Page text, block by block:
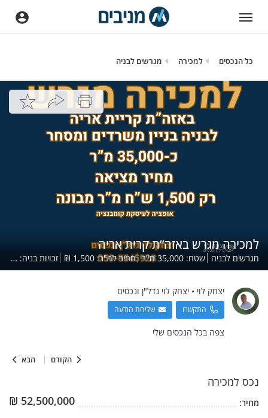
כל הנכסים למכירה מגרשים לבניה
הקודם הבא
למכירה מגרש באזה”ת קרית אריה
מגרשים לבניה שטח: 35,000מ"ר מחיר למ"ר: 1,500
₪ זכויות בניה:
יצחק לוי • יצחק לוי נדל"ן ונכסים
התקשרו שליחת הודעה
צפה בכל הנכסים שלי
נכס למכירה
מחיר: 52,500,000
₪